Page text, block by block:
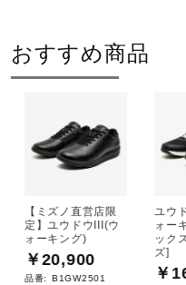
おすすめ商品
【ミズノ直営店限
定】ユウドウIII(ウ
ォーキング)
￥20,900
品番: B1GW2501
ユウ
ォー
ック
ズ]
￥